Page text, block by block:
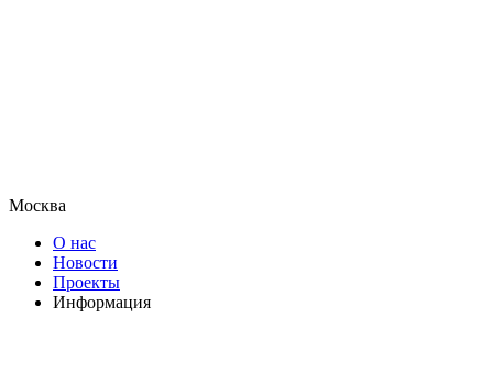
Москва
О нас
Новости
Проекты
Информация